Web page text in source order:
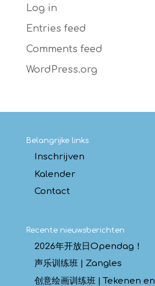
Log in
Entries feed
Comments feed
WordPress.org
Belangrijke links
Inschrijven
Kalender
Contact
Recente nieuwsberichten
2026年开放日Opendag！
声乐训练班 | Zangles
创意绘画训练班 | Tekenen en